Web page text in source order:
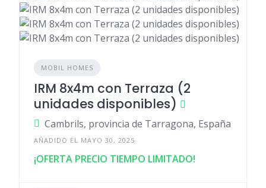
MOBIL HOMES
IRM 8x4m con Terraza (2
unidades disponibles)
Cambrils, provincia de Tarragona, España
AÑADIDO EL MAYO 30, 2025
¡OFERTA PRECIO TIEMPO LIMITADO!